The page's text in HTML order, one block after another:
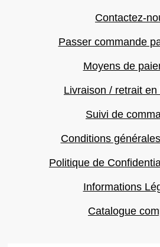
Contactez-
Passer commande
Moyens de
Livraison / retrait
Suivi de
Conditions
Politique de
Informations
Catalogue